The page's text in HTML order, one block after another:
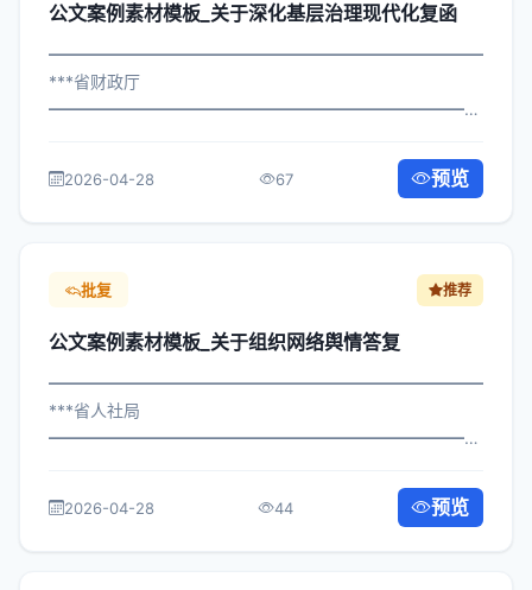
公文案例素材模板_关于深化基层治理现代化复函
***省财政厅
构： 为深入贯彻落实习近平总书记关于...
2026-04-28 67 预览
批复 推荐
公文案例素材模板_关于组织网络舆情答复
***省人社局
深入贯彻落实习近平总书记关于关于组...
2026-04-28 44 预览